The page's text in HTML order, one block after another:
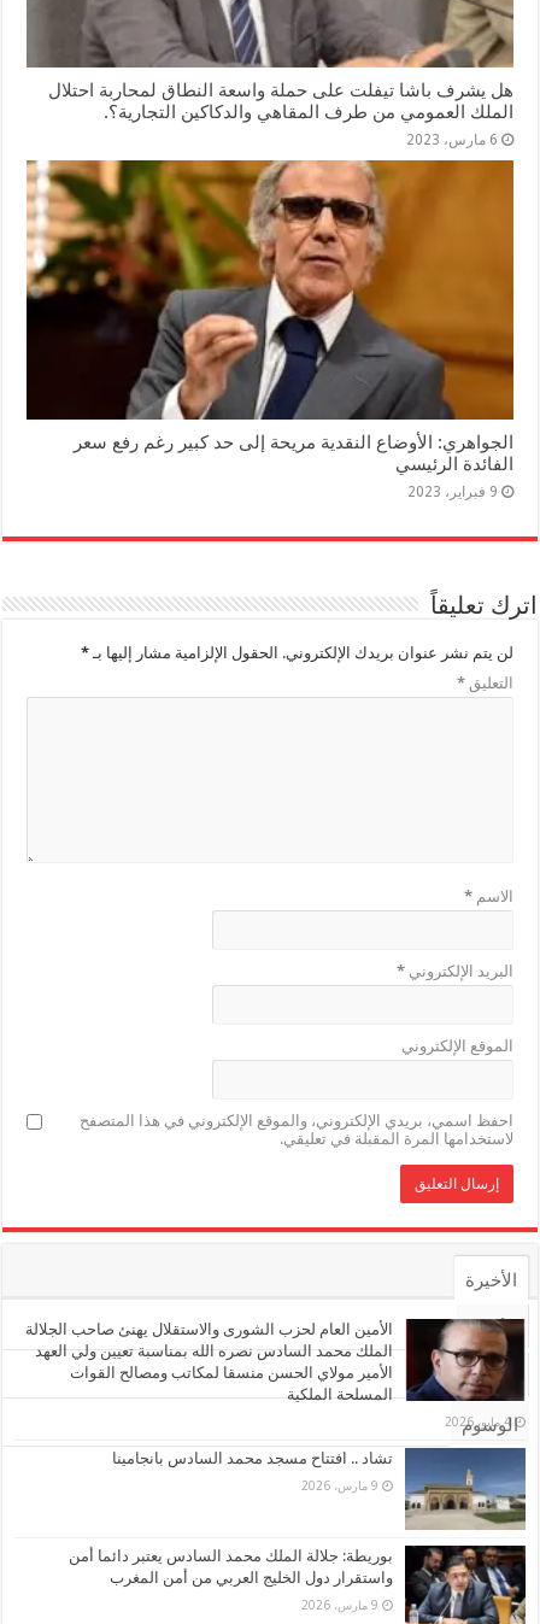
هل يشرف باشا تيفلت على حملة واسعة النطاق لمحاربة احتلال
الملك العمومي من طرف المقاهي والدكاكين التجارية؟.
6 مارس، 2023
الجواهري: الأوضاع النقدية مريحة إلى حد كبير رغم رفع سعر
الفائدة الرئيسي
9 فبراير، 2023
اترك تعليقاً
لن يتم نشر عنوان بريدك الإلكتروني. الحقول الإلزامية مشار إليها بـ*
التعليق*
الاسم*
البريد الإلكتروني*
الموقع الإلكتروني
احفظ اسمي، بريدي الإلكتروني، والموقع الإلكتروني في هذا المتصفح
لاستخدامها المرة المقبلة في تعليقي.
الأخيرة
الأشهر
تعليقات
الوسوم
الأمين العام لحزب الشورى والاستقلال يهنئ صاحب الجلالة
الملك محمد السادس نصره الله بمناسبة تعيين ولي العهد
الأمير مولاي الحسن منسقا لمكاتب ومصالح القوات
المسلحة الملكية
4 مايو، 2026
تشاد .. افتتاح مسجد محمد السادس بانجامينا
9 مارس، 2026
بوريطة: جلالة الملك محمد السادس يعتبر دائما أمن
واستقرار دول الخليج العربي من أمن المغرب
9 مارس، 2026